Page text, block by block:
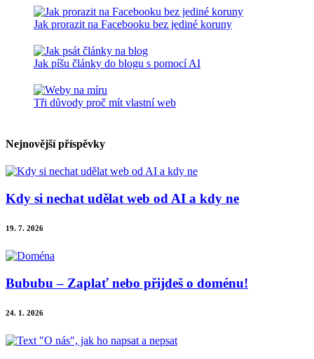
Jak prorazit na Facebooku bez jediné koruny
Jak píšu články do blogu s pomocí AI
Tři důvody proč mít vlastní web
Nejnovější příspěvky
Kdy si nechat udělat web od AI a kdy ne
19. 7. 2026
Bububu – Zaplať nebo přijdeš o doménu!
24. 1. 2026